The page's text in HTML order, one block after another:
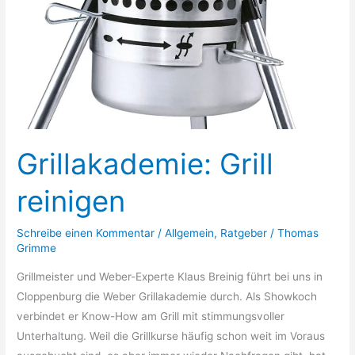
Grillakademie: Grill
reinigen
Schreibe einen Kommentar /Allgemein, Ratgeber /Thomas
Grimme
Grillmeister und Weber-Experte Klaus Breinig führt bei uns in
Cloppenburg die Weber Grillakademie durch. Als Showkoch
verbindet er Know-How am Grill mit stimmungsvoller
Unterhaltung. Weil die Grillkurse häufig schon weit im Voraus